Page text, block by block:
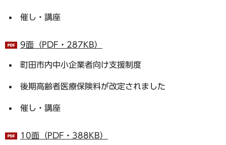
催し・講座
9面（PDF・287KB）
町田市内中小企業者向け支援制度
後期高齢者医療保険料が改定されました
催し・講座
10面（PDF・388KB）